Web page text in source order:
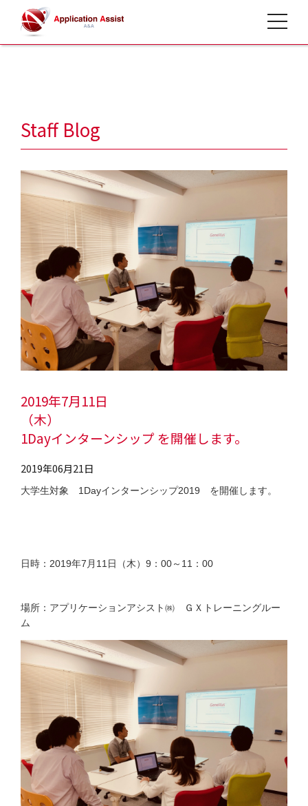
toggle
HOME>スタッフブログ>
Staff Blog
2019年7月11日
（木）
1Dayインターンシップ を開催します。
2019年06月21日
大学生対象 1Dayインターンシップ2019 を開催します。
日時：2019年7月11日（木）9：00～11：00
場所：アプリケーションアシスト㈱ ＧＸトレーニングルー
ム